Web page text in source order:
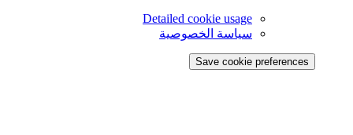
Detailed cookie usage
سياسة الخصوصية
Save cookie preferences